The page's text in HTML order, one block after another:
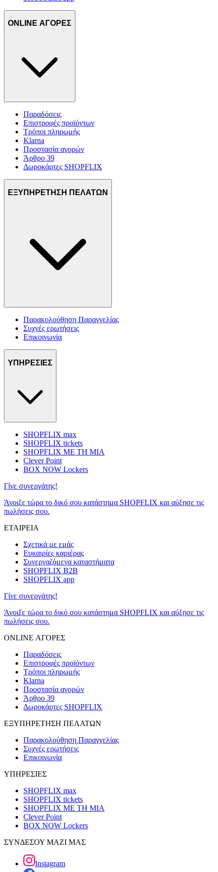
ONLINE ΑΓΟΡΕΣ
Παραδόσεις
Επιστροφές προϊόντων
Τρόποι πληρωμής
Klarna
Προστασία αγορών
Άρθρο 39
Δωροκάρτες SHOPFLIX
ΕΞΥΠΗΡΕΤΗΣΗ ΠΕΛΑΤΩΝ
Παρακολούθηση Παραγγελίας
Συχνές ερωτήσεις
Επικοινωνία
ΥΠΗΡΕΣΙΕΣ
SHOPFLIX max
SHOPFLIX tickets
SHOPFLIX ΜΕ ΤΗ ΜΙΑ
Clever Point
BOX NOW Lockers
Γίνε συνεργάτης!
Άνοιξε τώρα το δικό σου κατάστημα SHOPFLIX και αύξησε τις
πωλήσεις σου.
ΕΤΑΙΡΕΙΑ
Σχετικά με εμάς
Ευκαιρίες καριέρας
Συνεργαζόμενα καταστήματα
SHOPFLIX B2B
SHOPFLIX app
Γίνε συνεργάτης!
Άνοιξε τώρα το δικό σου κατάστημα SHOPFLIX και αύξησε τις
πωλήσεις σου.
ONLINE ΑΓΟΡΕΣ
Παραδόσεις
Επιστροφές προϊόντων
Τρόποι πληρωμής
Klarna
Προστασία αγορών
Άρθρο 39
Δωροκάρτες SHOPFLIX
ΕΞΥΠΗΡΕΤΗΣΗ ΠΕΛΑΤΩΝ
Παρακολούθηση Παραγγελίας
Συχνές ερωτήσεις
Επικοινωνία
ΥΠΗΡΕΣΙΕΣ
SHOPFLIX max
SHOPFLIX tickets
SHOPFLIX ΜΕ ΤΗ ΜΙΑ
Clever Point
BOX NOW Lockers
ΣΥΝΔΕΣΟΥ ΜΑΖΙ ΜΑΣ
Instagram